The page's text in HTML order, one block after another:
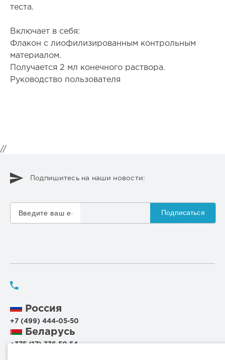
теста.
Включает в себя:
Флакон с лиофилизированным контрольным
материалом.
Получается 2 мл конечного раствора.
Руководство пользователя
//
Подпишитесь на наши новости:
Подписаться
Россия
+7 (499) 444-05-50
Беларусь
+375 (17) 336 50 54